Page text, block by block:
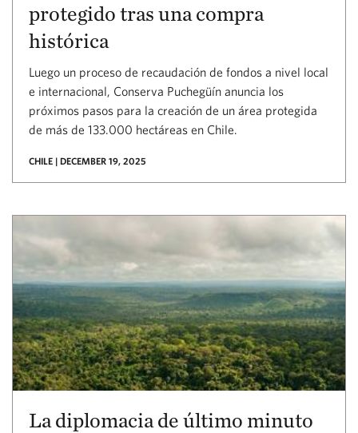
protegido tras una compra
histórica
Luego un proceso de recaudación de fondos a nivel local
e internacional, Conserva Puchegüín anuncia los
próximos pasos para la creación de un área protegida
de más de 133.000 hectáreas en Chile.
CHILE | DECEMBER 19, 2025
La diplomacia de último minuto